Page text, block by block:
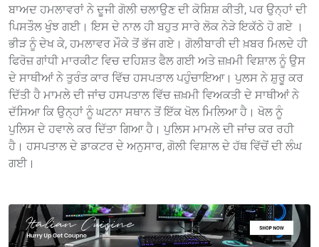
ਬਾਅਦ ਹਮਲਾਵਰਾਂ ਨੇ ਦੂਜੀ ਗੋਲੀ ਚਲਾਉਣ ਦੀ ਕੋਸ਼ਿਸ਼ ਕੀਤੀ, ਪਰ ਉਨ੍ਹਾਂ ਦੀ
ਪਿਸਤੌਲ ਖੁੰਝ ਗਈ। ਇਸ ਦੇ ਨਾਲ ਹੀ ਬਹੁਤ ਸਾਰੇ ਲੋਕ ਨੇੜੇ ਇਕੱਠੇ ਹੋ ਗਏ ।
ਭੀੜ ਨੂੰ ਦੇਖ ਕੇ, ਹਮਲਾਵਰ ਮੌਕੇ ਤੋਂ ਭੱਜ ਗਏ। ਗੋਲੀਬਾਰੀ ਦੀ ਖ਼ਬਰ ਮਿਲਦੇ ਹੀ
ਫਿਰੋਜ਼ ਗਾਂਧੀ ਮਾਰਕੀਟ ਵਿਚ ਦਹਿਸ਼ਤ ਫੈਲ ਗਈ ਅਤੇ ਜ਼ਖ਼ਮੀ ਵਿਸ਼ਾਲ ਨੂੰ ਉਸ
ਦੇ ਸਾਥੀਆਂ ਨੇ ਤੁਰੰਤ ਕਾਰ ਵਿੱਚ ਹਸਪਤਾਲ ਪਹੁੰਚਾਇਆ। ਪੁਲਸ ਨੇ ਸ਼ੁਰੂ ਕਰ
ਦਿੱਤੀ ਹੈ ਮਾਮਲੇ ਦੀ ਜਾਂਚ ਹਸਪਤਾਲ ਵਿੱਚ ਜ਼ਖ਼ਮੀ ਵਿਅਕਤੀ ਦੇ ਸਾਥੀਆਂ ਨੇ
ਦੱਸਿਆ ਕਿ ਉਨ੍ਹਾਂ ਨੂੰ ਘਟਨਾ ਸਥਾਨ ਤੋਂ ਇੱਕ ਖੋਲ ਮਿਲਿਆ ਹੈ। ਖੋਲ ਨੂੰ
ਪੁਲਿਸ ਦੇ ਹਵਾਲੇ ਕਰ ਦਿੱਤਾ ਗਿਆ ਹੈ। ਪੁਲਿਸ ਮਾਮਲੇ ਦੀ ਜਾਂਚ ਕਰ ਰਹੀ
ਹੈ। ਹਸਪਤਾਲ ਦੇ ਡਾਕਟਰ ਦੇ ਅਨੁਸਾਰ, ਗੋਲੀ ਵਿਸ਼ਾਲ ਦੇ ਹੱਥ ਵਿੱਚੋਂ ਦੀ ਲੰਘ
ਗਈ।